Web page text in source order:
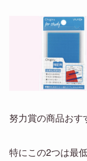
努力賞の商品おす
特にこの2つは最